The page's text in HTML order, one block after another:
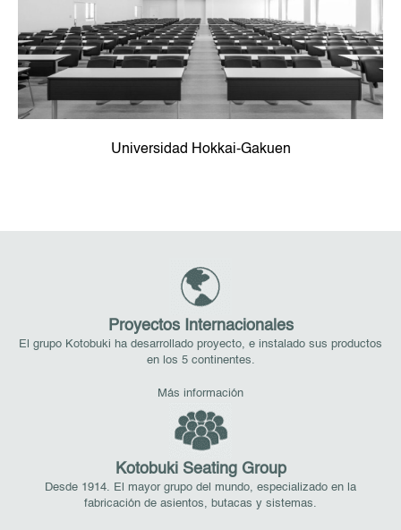
Universidad Hokkai-Gakuen
Proyectos Internacionales
El grupo Kotobuki ha desarrollado proyecto, e instalado sus productos
en los 5 continentes.
Más información
Kotobuki Seating Group
Desde 1914. El mayor grupo del mundo, especializado en la
fabricación de asientos, butacas y sistemas.